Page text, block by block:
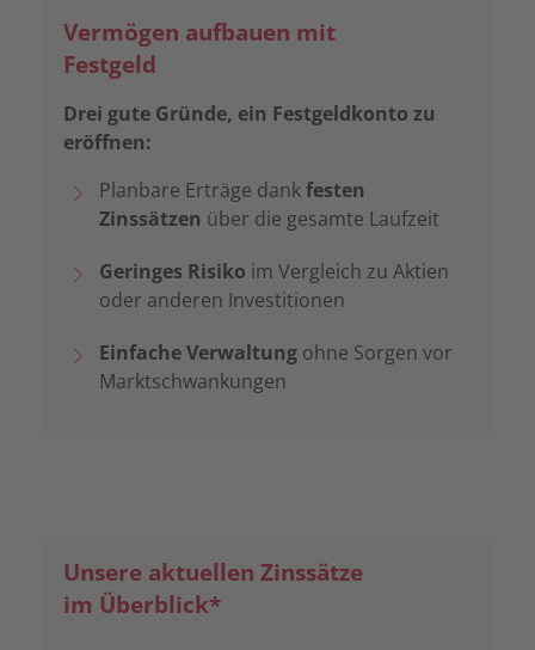
Vermögen aufbauen mit
Festgeld
Drei gute Gründe, ein Festgeldkonto zu
eröffnen:
Planbare Erträge dankfesten
Zinssätzen über die gesamte Laufzeit
Geringes Risiko im Vergleich zu Aktien
oder anderen Investitionen
Einfache Verwaltungohne Sorgen vor
Marktschwankungen
Unsere aktuellen Zinssätze
im Überblick*